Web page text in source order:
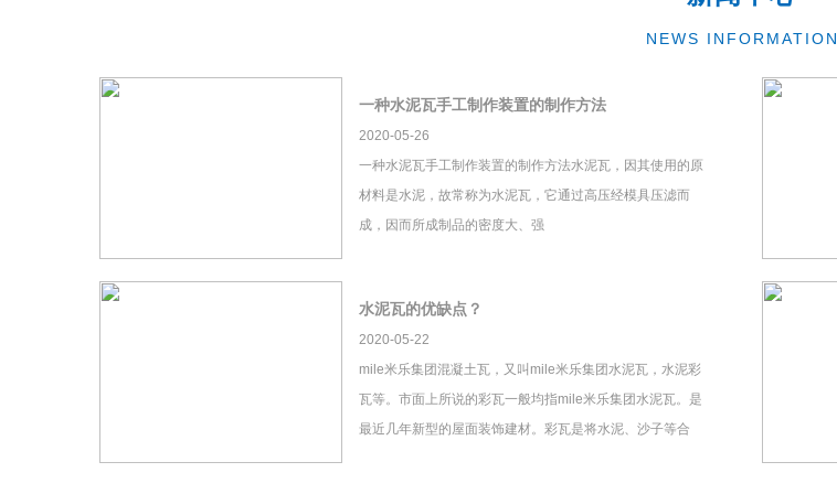
NEWS INFORMATION
一种水泥瓦手工制作装置的制作方法
2020-05-26
一种水泥瓦手工制作装置的制作方法水泥瓦，因其使用的原
材料是水泥，故常称为水泥瓦，它通过高压经模具压滤而
成，因而所成制品的密度大、强
水泥瓦的优缺点？
2020-05-22
mile米乐集团混凝土瓦，又叫mile米乐集团水泥瓦，水泥彩
瓦等。市面上所说的彩瓦一般均指mile米乐集团水泥瓦。是
最近几年新型的屋面装饰建材。彩瓦是将水泥、沙子等合